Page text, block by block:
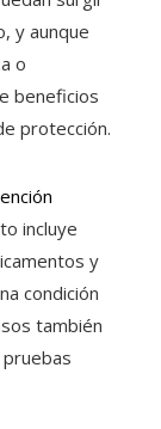
y aunque
o
beneficios
protección.
incluye
y
condición
también